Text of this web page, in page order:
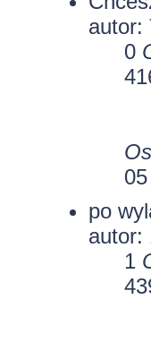
autor:
0
po
autor:
1